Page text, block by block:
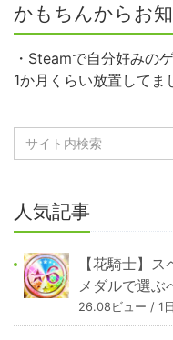
かもちんからお
・Steamで自分好みの
1か月くらい放置してま
人気記事
【花騎士】
メダルで選ぶ
26.08ビュー / 1日